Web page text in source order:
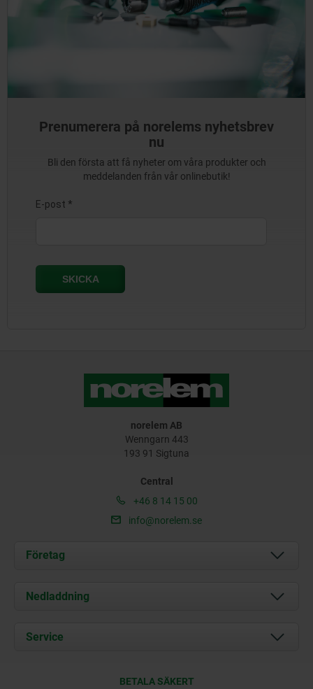
Prenumerera på norelems nyhetsbrev
nu
Bli den första att få nyheter om våra produkter och
meddelanden från vår onlinebutik!
norelem AB
Wenngarn 443
193 91 Sigtuna
Central
+46 8 14 15 00
info@norelem.se
Företag
Om oss
Kontakt
Nedladdning
Service
BETALA SÄKERT